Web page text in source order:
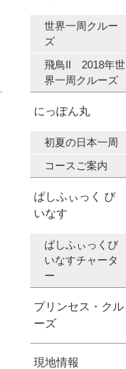
世界一周クルー
ズ
飛鳥II 2018年世
界一周クルーズ
にっぽん丸
初夏の日本一周
コースご案内
ぱしふぃっく び
いなす
ぱしふぃっくび
いなすチャータ
ー
プリンセス・クル
ーズ
現地情報